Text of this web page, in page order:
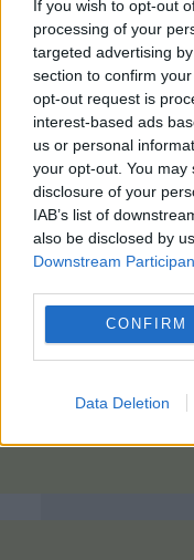
If you wish to opt-out
processing of your
targeted advertising
section to confirm
opt-out request is
interest-based ads
us or personal
your opt-out. You
disclosure of your
IAB’s list of
also be disclosed by
Downstream
CONFIRM
Data Deletion